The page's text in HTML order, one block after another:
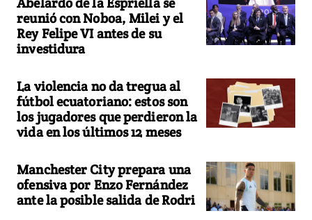
reunió con Noboa, Milei y el
Rey Felipe VI antes de su
investidura
La violencia no da tregua al
fútbol ecuatoriano: estos son
los jugadores que perdieron la
vida en los últimos 12 meses
Manchester City prepara una
ofensiva por Enzo Fernández
ante la posible salida de Rodri